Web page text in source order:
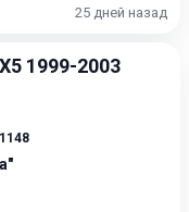
25 дней назад
1999-2003